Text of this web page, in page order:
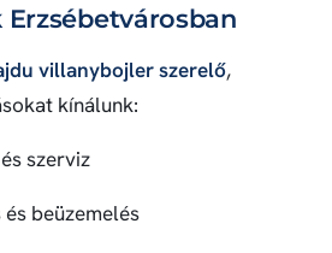
villanybojler szerelő,
kínálunk:
szerviz
beüzemelés